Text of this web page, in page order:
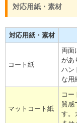
対応用紙・素材
対応用紙・素材
コート紙
両面
があ
ハン
な用
マットコート紙
コー
質感
す。